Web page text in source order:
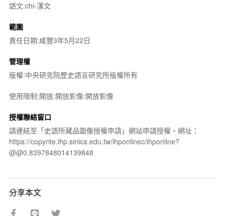
語文:chi-漢文
範圍
責任日期:咸豐3年5月22日
管理權
版權:中央研究院歷史語言研究所版權所有
使用限制:開放:開放影像:開放影像
授權聯絡窗口
請連結至「史語所藏品圖像授權申請」網站申請授權，網址：
https://copyrite.ihp.sinica.edu.tw/ihponlinec/ihponline?
@@0.8397848014139848
分享本文